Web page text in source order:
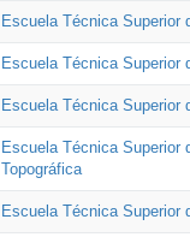
Escuela Técnica Superior
Escuela Técnica Superior
Escuela Técnica Superior
Escuela Técnica Superior
Topográfica
Escuela Técnica Superior